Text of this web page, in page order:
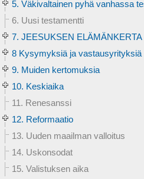
5. Väkivaltainen pyhä vanhassa
6. Uusi testamentti
7. JEESUKSEN ELÄMÄNKERTA
8 Kysymyksiä ja vastausyrityksiä
9. Muiden kertomuksia
10. Keskiaika
11. Renesanssi
12. Reformaatio
13. Uuden maailman valloitus
14. Uskonsodat
15. Valistuksen aika